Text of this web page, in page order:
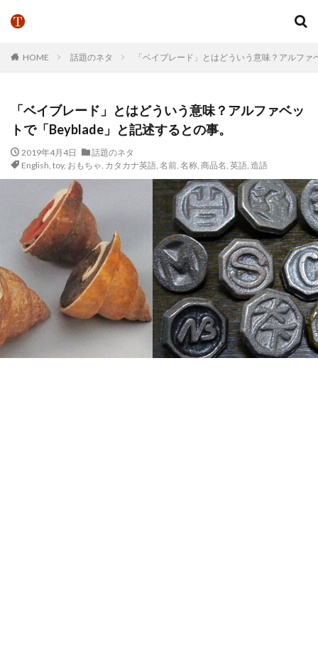
HOME 話題のネタ 「ベイブレード」とはどういう意味？アルフ
「ベイブレード」とはどういう意味？アルファベッ
トで「Beyblade」と記述するとの事。
2019年4月4日
話題のネタ
English, toy, おもちゃ, カタカナ英語, 名前, 名称, 商品名, 英語, 造語